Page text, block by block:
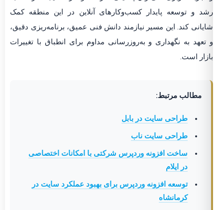
رشد و توسعه پایدار کسب‌وکارهای آنلاین در این منطقه کمک
شایانی کند. این مسیر نیازمند دانش فنی عمیق، برنامه‌ریزی دقیق،
و تعهد به نگهداری و به‌روزرسانی مداوم برای انطباق با تغییرات
بازار است.
مطالب مرتبط:
طراحی سایت در بابل
طراحی سایت ناب
ساخت افزونه وردپرس شرکتی با امکانات اختصاصی
در ایلام
توسعه افزونه وردپرس برای بهبود عملکرد سایت در
کرمانشاه